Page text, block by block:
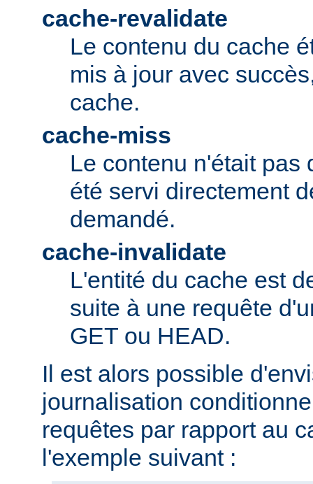
cache-revalidate
Le contenu du cache
mis à jour avec
cache.
cache-miss
Le contenu n'était pas
été servi directement
demandé.
cache-invalidate
L'entité du cache est
suite à une requête
GET ou HEAD.
Il est alors possible
journalisation
requêtes par rapport au
l'exemple suivant :